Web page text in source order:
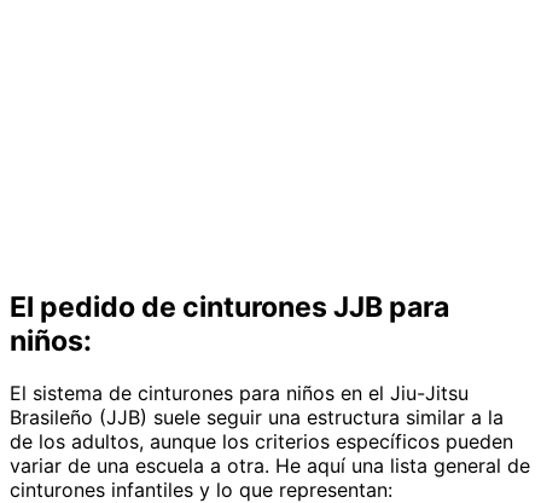
El pedido de cinturones JJB para
niños:
El sistema de cinturones para niños en el Jiu-Jitsu
Brasileño (JJB) suele seguir una estructura similar a la
de los adultos, aunque los criterios específicos pueden
variar de una escuela a otra. He aquí una lista general de
cinturones infantiles y lo que representan: